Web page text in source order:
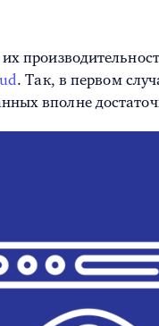
. Так, в первом
вполне